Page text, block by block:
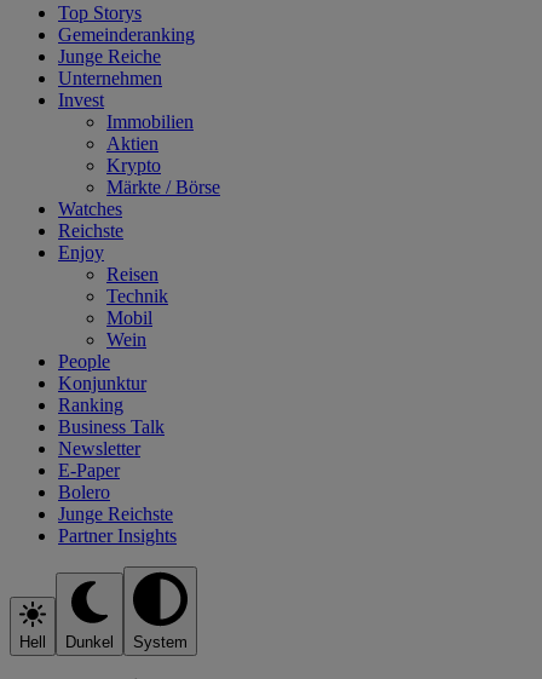
Top Storys
Gemeinderanking
Junge Reiche
Unternehmen
Invest
Immobilien
Aktien
Krypto
Märkte / Börse
Watches
Reichste
Enjoy
Reisen
Technik
Mobil
Wein
People
Konjunktur
Ranking
Business Talk
Newsletter
E-Paper
Bolero
Junge Reichste
Partner Insights
Hell Dunkel System